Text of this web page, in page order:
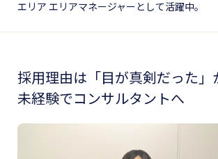
エリア エリアマネージャーとして活躍中。
採用理由は「目が真剣だった」
未経験でコンサルタントへ